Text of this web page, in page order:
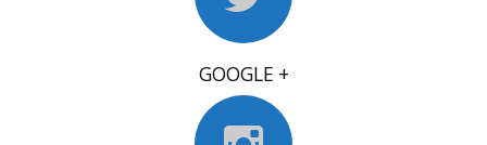
GOOGLE +